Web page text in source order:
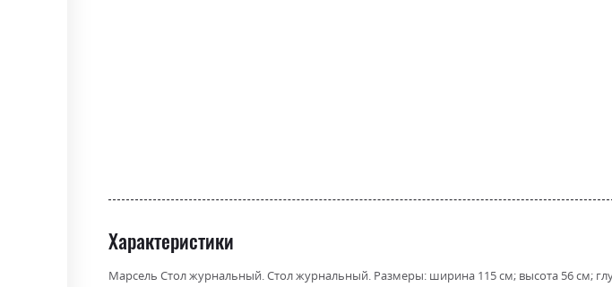
Характеристики
Марсель Стол журнальный. Стол журнальный. Размеры: ширина 115 см; высота 56 см;